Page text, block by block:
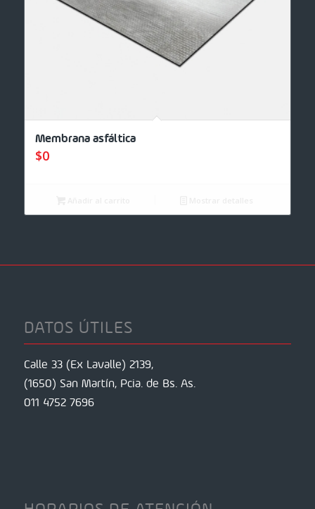
Membrana asfáltica
$0
DATOS ÚTILES
Calle 33 (Ex Lavalle) 2139,
(1650) San Martín, Pcia. de Bs. As.
011 4752 7696